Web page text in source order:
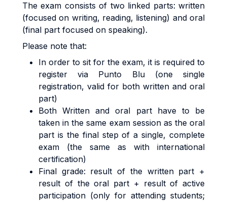
The exam consists of two linked parts: written
(focused on writing, reading, listening) and oral
(final part focused on speaking).
Please note that:
In order to sit for the exam, it is required to
register via Punto Blu (one single
registration, valid for both written and oral
part)
Both Written and oral part have to be
taken in the same exam session as the oral
part is the final step of a single, complete
exam (the same as with international
certification)
Final grade: result of the written part +
result of the oral part + result of active
participation (only for attending students;